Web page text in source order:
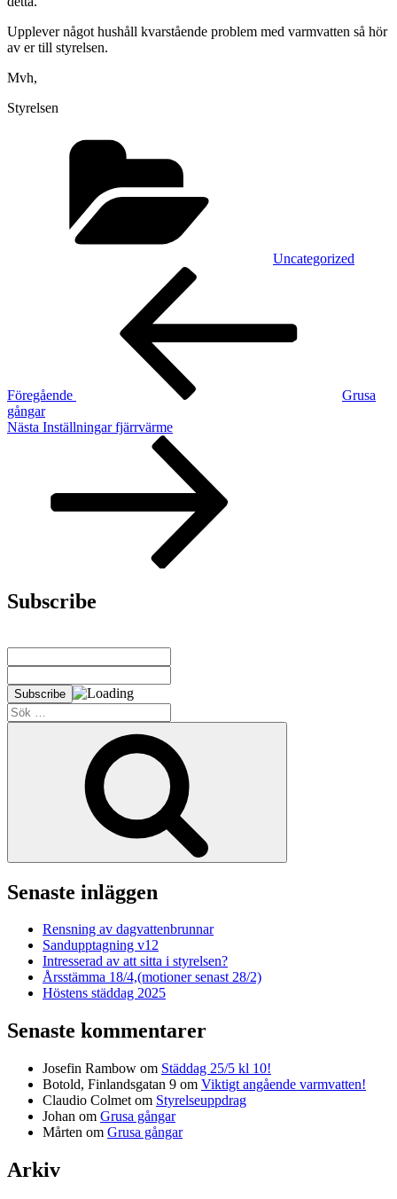
Upplever något hushåll kvarstående problem med varmvatten så hör
av er till styrelsen.
Mvh,
Styrelsen
Uncategorized
Inläggsnavigering
Föregående
Grusa
gångar
Nästa
Nästa Inställningar fjärrvärme
Subscribe
Sök
efter:
Senaste inläggen
Rensning av dagvattenbrunnar
Sandupptagning v12
Intresserad av att sitta i styrelsen?
Årsstämma 18/4,(motioner senast 28/2)
Höstens städdag 2025
Senaste kommentarer
Josefin Rambow om Städdag 25/5 kl 10!
Botold, Finlandsgatan 9 om Viktigt angående varmvatten!
Claudio Colmet om Styrelseuppdrag
Johan om Grusa gångar
Mårten om Grusa gångar
Arkiv